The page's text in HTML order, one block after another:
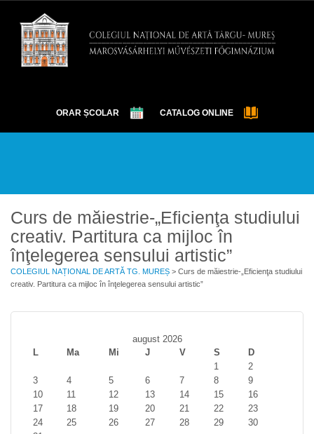
ORAR ȘCOLAR CATALOG ONLINE
Curs de măiestrie-„Eficienţa studiului
creativ. Partitura ca mijloc în
înţelegerea sensului artistic”
COLEGIUL NAȚIONAL DE ARTĂ TG. MUREȘ > Curs de măiestrie-„Eficienţa studiului
creativ. Partitura ca mijloc în înţelegerea sensului artistic”
august 2026
L
Ma Mi J V S
D
1
2
3
4 5 6 7 8
9
10
11 12 13 14 15
16
17
18 19 20 21 22
23
24
25 26 27 28 29
30